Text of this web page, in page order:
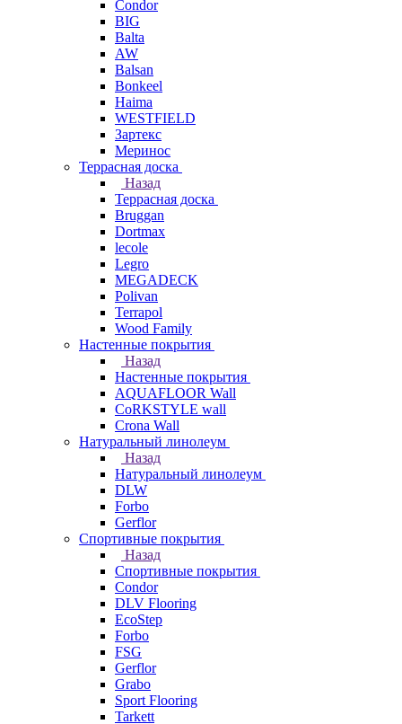
Condor
BIG
Balta
AW
Balsan
Bonkeel
Haima
WESTFIELD
Зартекс
Меринос
Террасная доска
Назад
Террасная доска
Bruggan
Dortmax
lecole
Legro
MEGADECK
Polivan
Terrapol
Wood Family
Настенные покрытия
Назад
Настенные покрытия
AQUAFLOOR Wall
CoRKSTYLE wall
Crona Wall
Натуральный линолеум
Назад
Натуральный линолеум
DLW
Forbo
Gerflor
Спортивные покрытия
Назад
Спортивные покрытия
Condor
DLV Flooring
EcoStep
Forbo
FSG
Gerflor
Grabo
Sport Flooring
Tarkett